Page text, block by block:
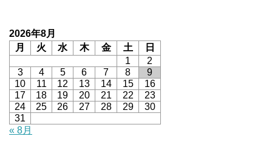
2026年8月
月
火 水 木 金 土
日
1
2
3
4 5 6 7 8
9
10
11 12 13 14 15
16
17
18 19 20 21 22
23
24
25 26 27 28 29
30
31
« 8月